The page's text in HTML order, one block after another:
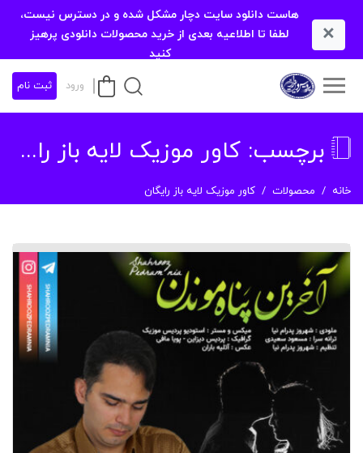
×
هاست دانلود سایت دچار مشکل شده و در دسترس نیست،
لطفا تا اطلاعیه بعدی از خرید محصولات دانلودی پرهیز
کنید
ورود ثبت نام
برچسب: کاور موزیک لایه باز رایگان
خانه محصولات کاور موزیک لایه باز رایگان